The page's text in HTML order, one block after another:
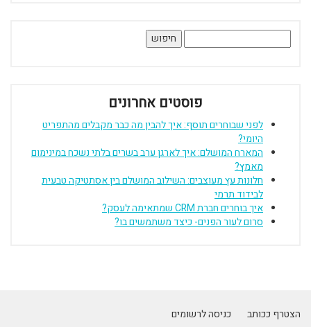
פוסטים אחרונים
לפני שבוחרים תוסף: איך להבין מה כבר מקבלים מהתפריט
היומי?
המארח המושלם: איך לארגן ערב בשרים בלתי נשכח במינימום
מאמץ?
חלונות עץ מעוצבים: השילוב המושלם בין אסתטיקה טבעית
לבידוד תרמי
איך בוחרים חברת CRM שמתאימה לעסק?
סרום לעור הפנים- כיצד משתמשים בו?
הצטרף ככותב
כניסה לרשומים